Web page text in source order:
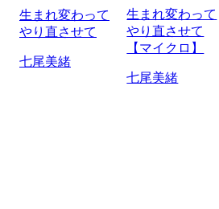
生まれ変わって
やり直させて
七尾美緒
生まれ変わって
やり直させて
【マイクロ】
七尾美緒